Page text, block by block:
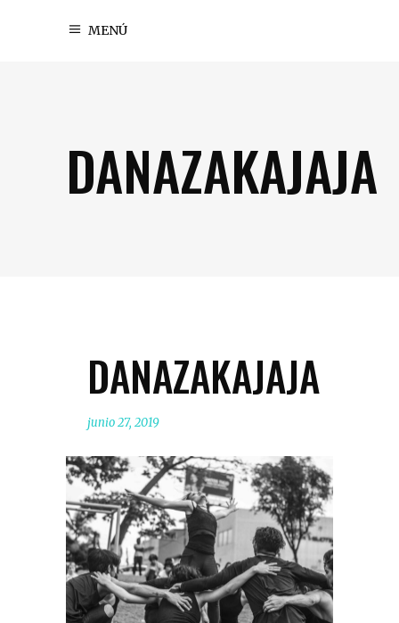
MENÚ
DANAZAKAJAJA
DANAZAKAJAJA
junio 27, 2019